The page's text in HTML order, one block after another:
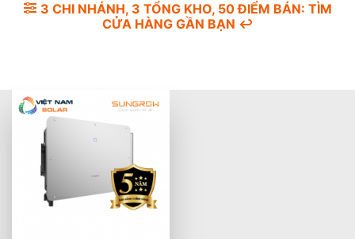
3 CHI NHÁNH, 3 TỔNG KHO, 50 ĐIỂM BÁN: TÌM
CỬA HÀNG GẦN BẠN ↩️